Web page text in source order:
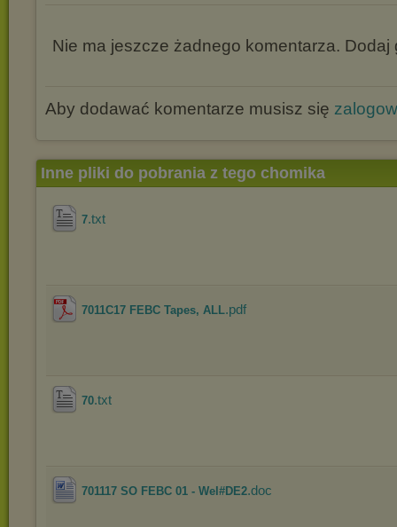
Nie ma jeszcze żadnego komentarza. Dodaj
Aby dodawać komentarze musisz się
Inne pliki do pobrania z tego chomika
7.txt
7011C17 FEBC Tapes, ALL.pdf
70.txt
701117 SO FEBC 01 - Wel#DE2.doc